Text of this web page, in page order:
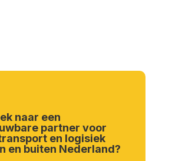
naar een
partner voor
en logisiek
en buiten Nederland?